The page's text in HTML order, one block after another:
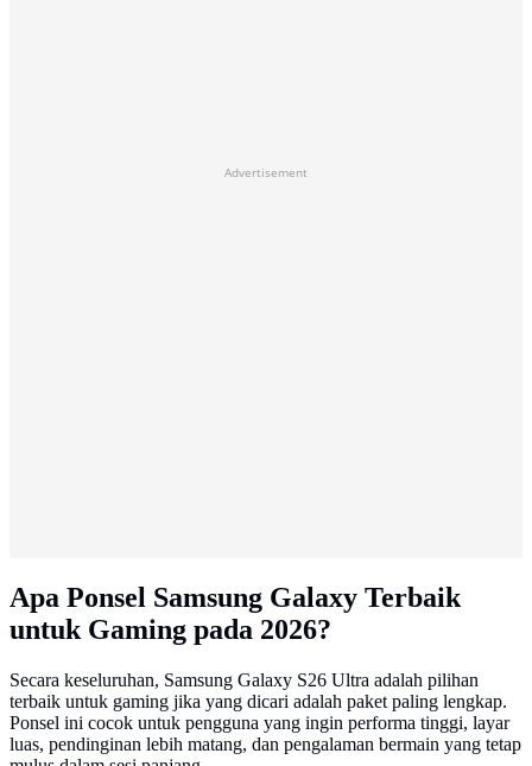
Advertisement
Apa Ponsel Samsung Galaxy Terbaik
untuk Gaming pada 2026?
Secara keseluruhan, Samsung Galaxy S26 Ultra adalah pilihan
terbaik untuk gaming jika yang dicari adalah paket paling lengkap.
Ponsel ini cocok untuk pengguna yang ingin performa tinggi, layar
luas, pendinginan lebih matang, dan pengalaman bermain yang tetap